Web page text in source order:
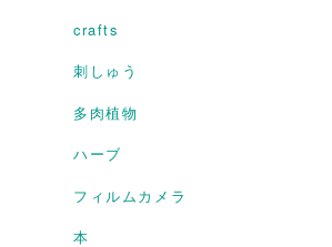
crafts
刺しゅう
多肉植物
ハーブ
フィルムカメラ
本